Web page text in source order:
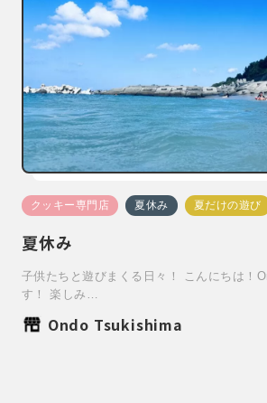
クッキー専門店 夏休み 夏だけの遊び
夏休み
子供たちと遊びまくる日々！ こんにちは！
す！ 楽しみ…
Ondo Tsukishima